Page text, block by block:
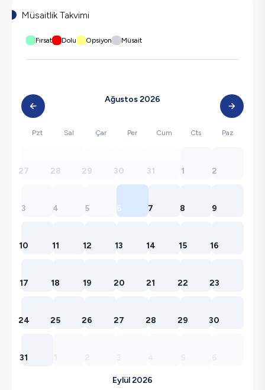
Müsaitlik Takvimi
Fırsat Dolu Opsiyon Müsait
Ağustos 2026
Pzt Sal Çar Per Cum Cts Paz
27 28 29 30 31 1 2
3 4 5 6 7 8 9
10 11 12 13 14 15 16
17 18 19 20 21 22 23
24 25 26 27 28 29 30
31
Eylül 2026